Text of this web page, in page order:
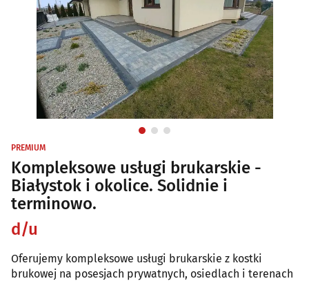
PREMIUM
Kompleksowe usługi brukarskie -
Białystok i okolice. Solidnie i
terminowo.
d/u
Oferujemy kompleksowe usługi brukarskie z kostki
brukowej na posesjach prywatnych, osiedlach i terenach